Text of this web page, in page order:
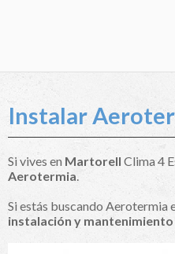
Instalar
Si vives en Martorell Clima 4
Aerotermia.
Si estás buscando Aerotermia
instalación y mantenimiento